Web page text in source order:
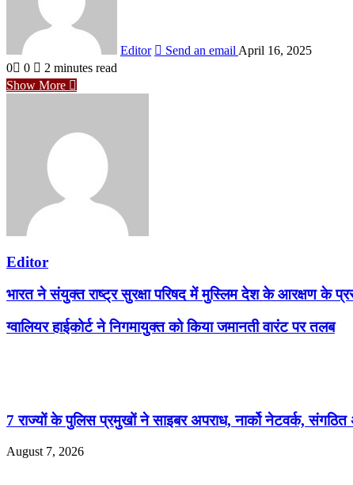
Editor Send an email April 16, 2025
0
0
2 minutes read
Show More
Editor
भारत ने संयुक्‍त राष्‍ट्र सुरक्षा परिषद में मुस्लिम देश के आरक्षण के
ग्वालियर हाईकोर्ट ने निगमायुक्त को किया जमानती वारंट पर तलब
7 राज्यों के पुलिस प्रमुखों ने साइबर अपराध, नार्को नेटवर्क,
August 7, 2026